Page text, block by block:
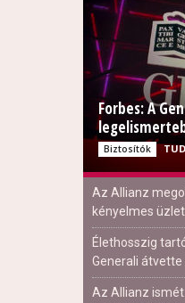
Forbes: A
Biztosítók
Az Allianz
kényelmes
Élethosszig
Generali
Az Allianz